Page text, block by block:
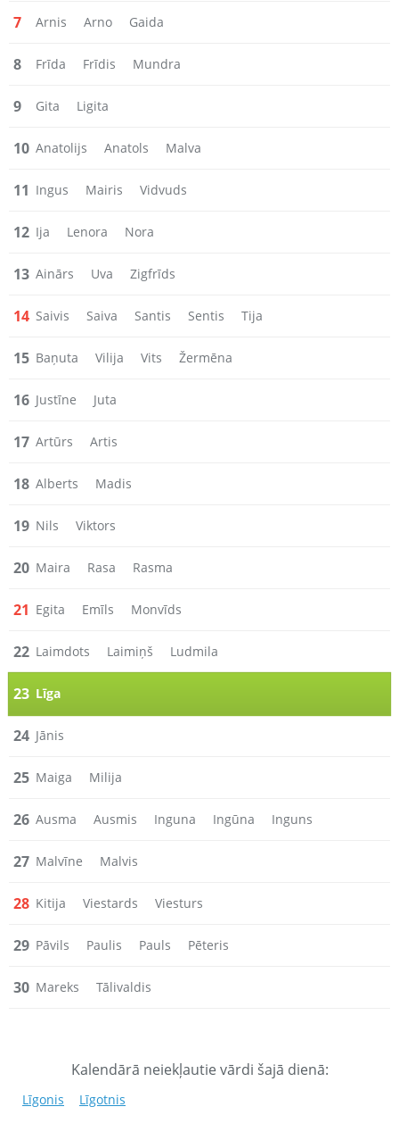
7 Arnis Arno Gaida
8 Frīda Frīdis Mundra
9 Gita Ligita
10 Anatolijs Anatols Malva
11 Ingus Mairis Vidvuds
12 Ija Lenora Nora
13 Ainārs Uva Zigfrīds
14 Saivis Saiva Santis Sentis Tija
15 Baņuta Vilija Vits Žermēna
16 Justīne Juta
17 Artūrs Artis
18 Alberts Madis
19 Nils Viktors
20 Maira Rasa Rasma
21 Egita Emīls Monvīds
22 Laimdots Laimiņš Ludmila
23 Līga
24 Jānis
25 Maiga Milija
26 Ausma Ausmis Inguna Ingūna Inguns
27 Malvīne Malvis
28 Kitija Viestards Viesturs
29 Pāvils Paulis Pauls Pēteris
30 Mareks Tālivaldis
Kalendārā neiekļautie vārdi šajā dienā:
Līgonis Līgotnis